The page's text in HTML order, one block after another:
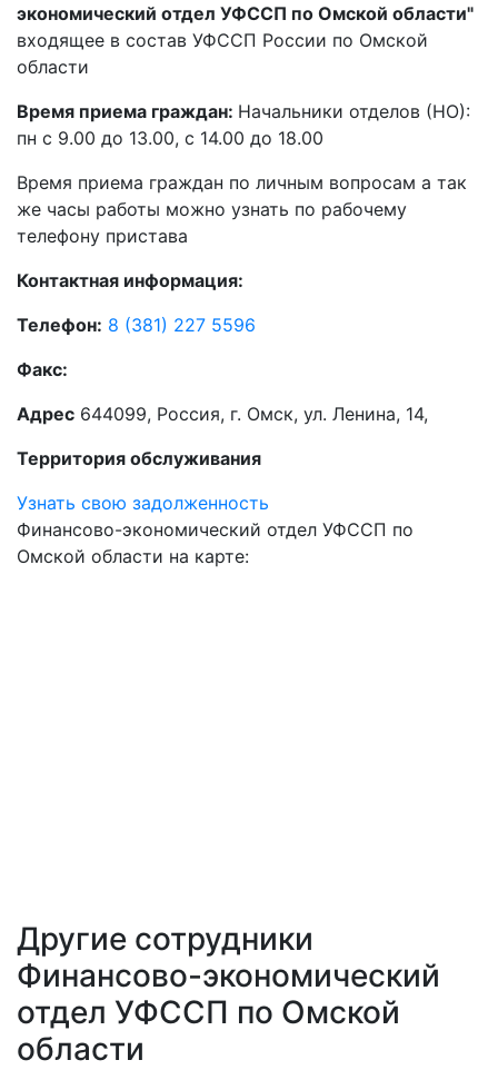
экономический отдел УФССП по Омской области"
входящее в состав УФССП России по Омской
области
Время приема граждан: Начальники отделов (НО):
пн с 9.00 до 13.00, с 14.00 до 18.00
Время приема граждан по личным вопросам а так
же часы работы можно узнать по рабочему
телефону пристава
Контактная информация:
Телефон: 8 (381) 227 5596
Факс:
Адрес 644099, Россия, г. Омск, ул. Ленина, 14,
Территория обслуживания
Узнать свою задолженность
Финансово-экономический отдел УФССП по
Омской области на карте:
Другие сотрудники
Финансово-экономический
отдел УФССП по Омской
области